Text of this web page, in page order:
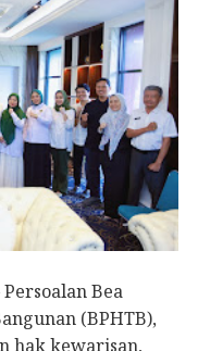
Bea
(BPHTB),
hak kewarisan,